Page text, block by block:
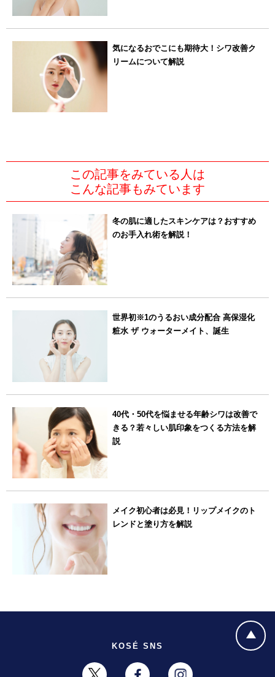
気になるおでこにも期待大！シワ改善ク
リームについて解説
この記事をみている人は
こんな記事もみています
冬の肌に適したスキンケアは？おすすめ
のお手入れ術を解説！
世界初※1のうるおい成分配合 高保湿化
粧水 ザ ウォーターメイト、誕生
40代・50代を悩ませる年齢シワは改善で
きる？若々しい肌印象をつくる方法を解
説
メイク初心者は必見！リップメイクのト
レンドと塗り方を解説
KOSÉ SNS